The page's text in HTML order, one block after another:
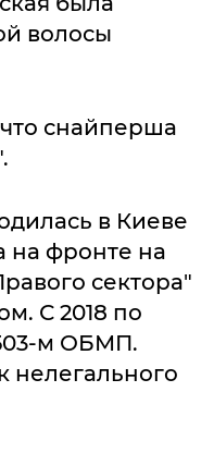
волосы
снайперша
в Киеве
на фронте на
сектора"
С 2018 по
м ОБМП.
нелегального